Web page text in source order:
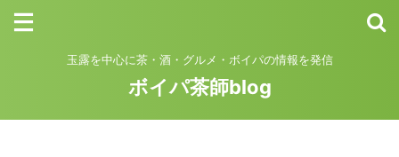
玉露を中心に茶・酒・グルメ・ボイパの情報を発信
ボイパ茶師blog